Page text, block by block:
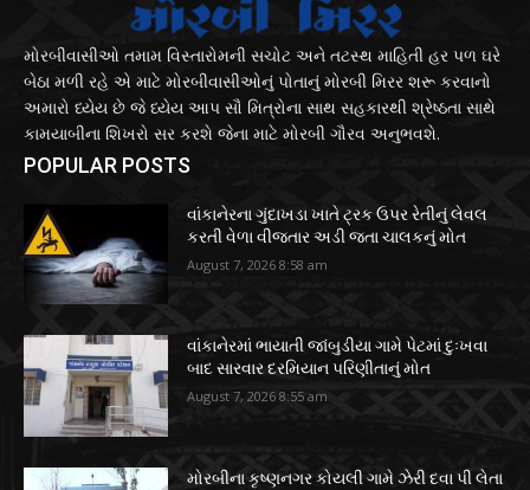
મોરબીવાસીઓ તમામ વિસ્તારોમની સચોટ અને તટસ્થ માહિતી હર પળ ઘરે
બેઠા મળી રહે એ માટે મોરબીવાસીઓનું પોતાનું મોરબી મિરર શરૂ કરવાનો
અમારો ધ્યેય છે જે ધ્યેય આપ સૌ મિત્રોના સાથ સહકારથી શ્રેષ્ઠતા સાથે
કામયાબીના શિખરો સર કરશે જેના માટે મોરબી ગૌરવ અનુભવશે.
POPULAR POSTS
વાંકાનેરના ગુંદાખડા ખાતે ટ્રક ઉપર રેતીનું લેવલ
કરતી વેળા વીજતાર અડી જતા ચાલકનું મોત
August 7, 2026 8:58 am
વાંકાનેરમાં ભાયાતી જાંબુડીયા ગામે પેટમાં દુઃખવા
બાદ સારવાર દરમિયાન પરિણીતાનું મોત
August 7, 2026 8:55 am
મોરબીના કૃષ્ણનગર કોયલી ગામે ઝેરી દવા પી લેતા